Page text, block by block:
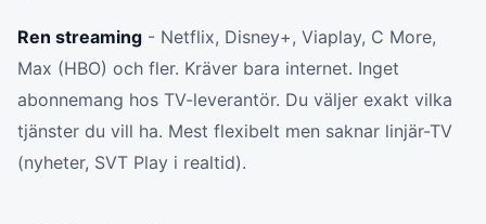
Ren streaming - Netflix, Disney+, Viaplay, C More,
Max (HBO) och fler. Kräver bara internet. Inget
abonnemang hos TV-leverantör. Du väljer exakt vilka
tjänster du vill ha. Mest flexibelt men saknar linjär-TV
(nyheter, SVT Play i realtid).